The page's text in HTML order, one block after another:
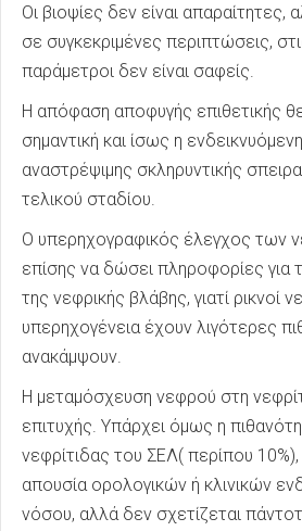
Οι βιοψίες δεν είναι απαραίτητες,
σε συγκεκριμένες περιπτώσεις,
παράμετροι δεν είναι σαφείς.
Η απόφαση αποφυγής επιθετικής
σημαντική και ίσως η
αναστρέψιμης σκληρυντικής
τελικού σταδίου.
Ο υπερηχογραφικός έλεγχος των
επίσης να δώσει πληροφορίες για
της νεφρικής βλάβης, γιατί ρικνοί
υπερηχογένεια έχουν λιγότερες
ανακάμψουν.
Η μεταμόσχευση νεφρού στη
επιτυχής. Υπάρχει όμως η
νεφρίτιδας του ΣΕΛ( περίπου
απουσία ορολογικών ή κλινικών
νόσου, αλλά δεν σχετίζεται